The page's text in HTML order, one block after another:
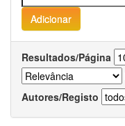
Resultados/Página
Autores/Registo